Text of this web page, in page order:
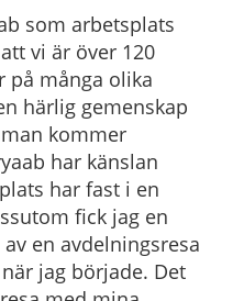
som arbetsplats
vi är över 120
på många olika
härlig gemenskap
kommer
har känslan
har fast i en
fick jag en
en avdelningsresa
jag började. Det